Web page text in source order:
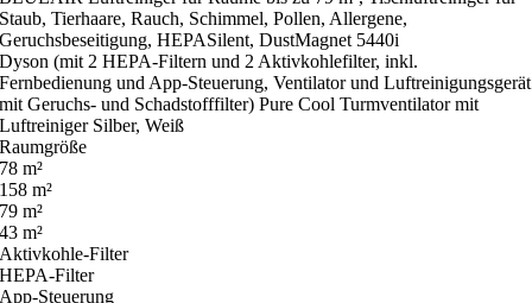
Staub, Tierhaare, Rauch, Schimmel, Pollen, Allergene,
Geruchsbeseitigung, HEPASilent, DustMagnet 5440i
Dyson (mit 2 HEPA-Filtern und 2 Aktivkohlefilter, inkl.
Fernbedienung und App-Steuerung, Ventilator und Luftreinigungsgerät
mit Geruchs- und Schadstofffilter) Pure Cool Turmventilator mit
Luftreiniger Silber, Weiß
Raumgröße
78 m²
158 m²
79 m²
43 m²
Aktivkohle-Filter
HEPA-Filter
App-Steuerung